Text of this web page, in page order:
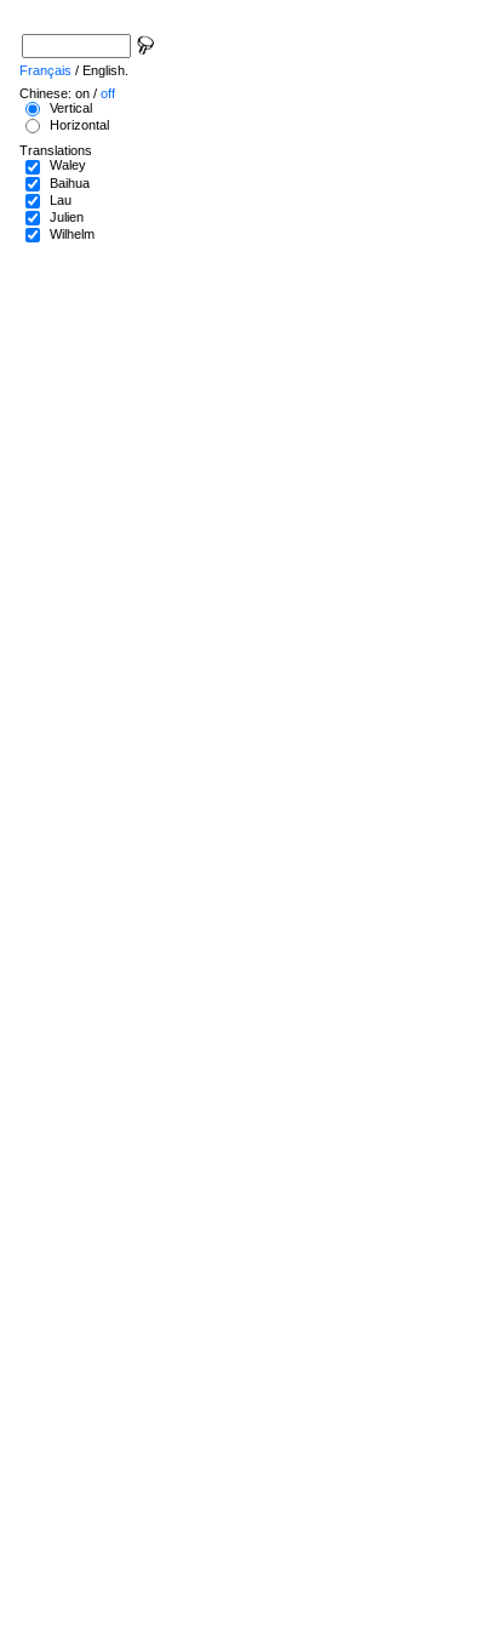
Français / English.
Chinese: on / off
Vertical
Horizontal
Translations
Waley
Baihua
Lau
Julien
Wilhelm